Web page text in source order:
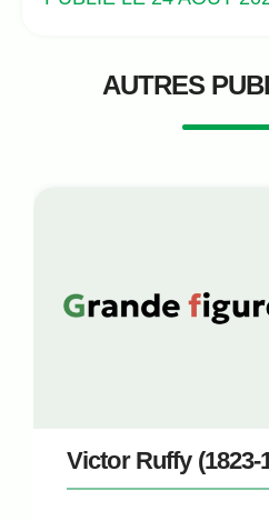
AUTRES
Victor Ruffy (1823-